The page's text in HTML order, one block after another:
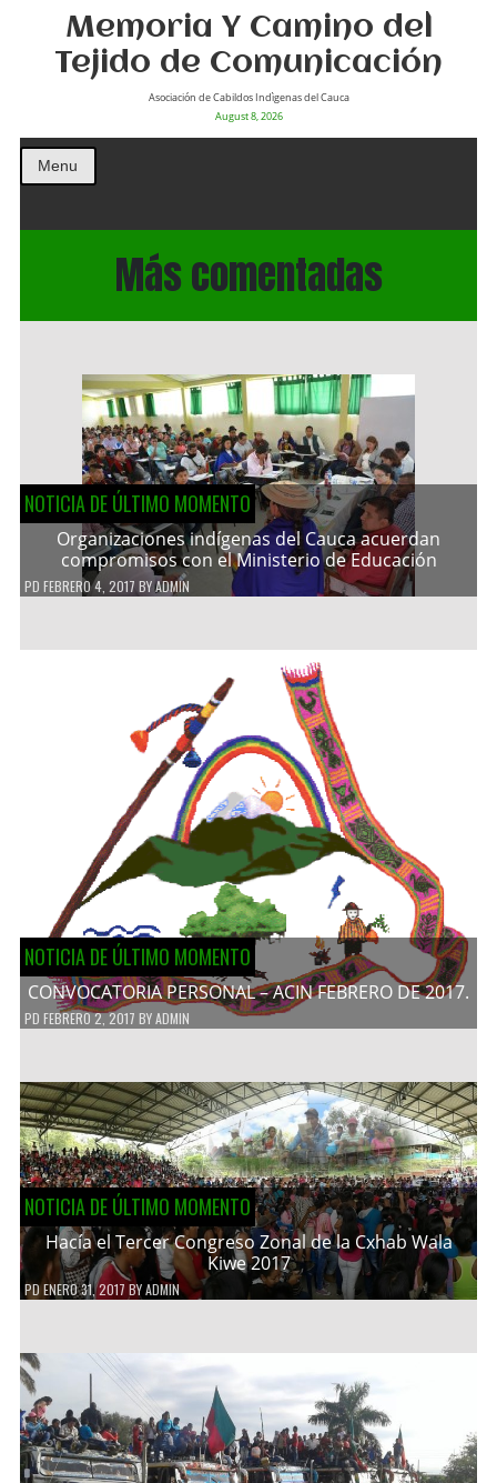
Memoria Y Camino del
Tejido de Comunicación
Asociación de Cabildos Indìgenas del Cauca
August 8, 2026
Menu
Más comentadas
NOTICIA DE ÚLTIMO MOMENTO
Organizaciones indígenas del Cauca acuerdan
compromisos con el Ministerio de Educación
PD FEBRERO 4, 2017 BYADMIN
NOTICIA DE ÚLTIMO MOMENTO
CONVOCATORIA PERSONAL – ACIN FEBRERO DE 2017.
PD FEBRERO 2, 2017 BYADMIN
NOTICIA DE ÚLTIMO MOMENTO
Hacía el Tercer Congreso Zonal de la Cxhab Wala
Kiwe 2017
PDENERO 31, 2017 BYADMIN